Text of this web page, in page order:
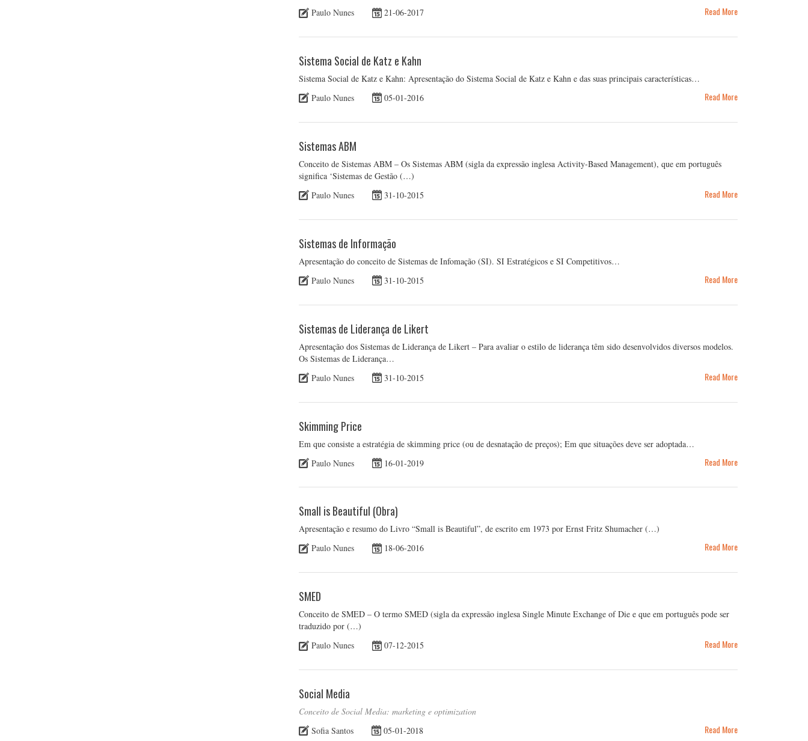
Paulo Nunes
21-06-2017 Read More
Sistema Social de Katz e Kahn
Sistema Social de Katz e Kahn: Apresentação do Sistema Social de Katz e Kahn e das suas principais características…
Paulo Nunes
05-01-2016 Read More
Sistemas ABM
Conceito de Sistemas ABM – Os Sistemas ABM (sigla da expressão inglesa Activity-Based Management), que em português
significa ‘Sistemas de Gestão (…)
Paulo Nunes
31-10-2015 Read More
Sistemas de Informação
Apresentação do conceito de Sistemas de Infomação (SI). SI Estratégicos e SI Competitivos…
Paulo Nunes
31-10-2015 Read More
Sistemas de Liderança de Likert
Apresentação dos Sistemas de Liderança de Likert – Para avaliar o estilo de liderança têm sido desenvolvidos diversos modelos.
Os Sistemas de Liderança…
Paulo Nunes
31-10-2015 Read More
Skimming Price
Em que consiste a estratégia de skimming price (ou de desnatação de preços); Em que situações deve ser adoptada…
Paulo Nunes
16-01-2019 Read More
Small is Beautiful (Obra)
Apresentação e resumo do Livro “Small is Beautiful”, de escrito em 1973 por Ernst Fritz Shumacher (…)
Paulo Nunes
18-06-2016 Read More
SMED
Conceito de SMED – O termo SMED (sigla da expressão inglesa Single Minute Exchange of Die e que em português pode ser
traduzido por (…)
Paulo Nunes
07-12-2015 Read More
Social Media
Conceito de Social Media: marketing e optimization
Sofia Santos
05-01-2018 Read More